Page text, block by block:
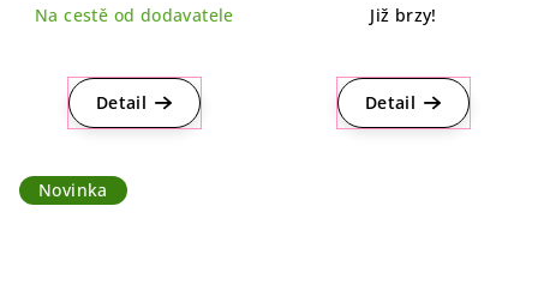
Na cestě od dodavatele
hodnocení
produktu
je
Detail
Již brzy!
Detail
Novinka